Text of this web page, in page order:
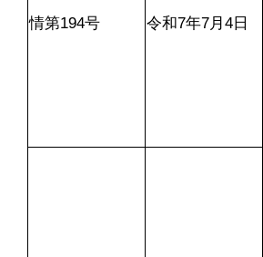
情第194号 令和7年7月4日